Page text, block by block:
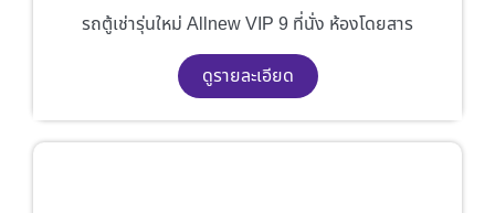
รถตู้เช่ารุ่นใหม่ Allnew VIP 9 ที่นั่ง ห้องโดยสาร
ดูรายละเอียด